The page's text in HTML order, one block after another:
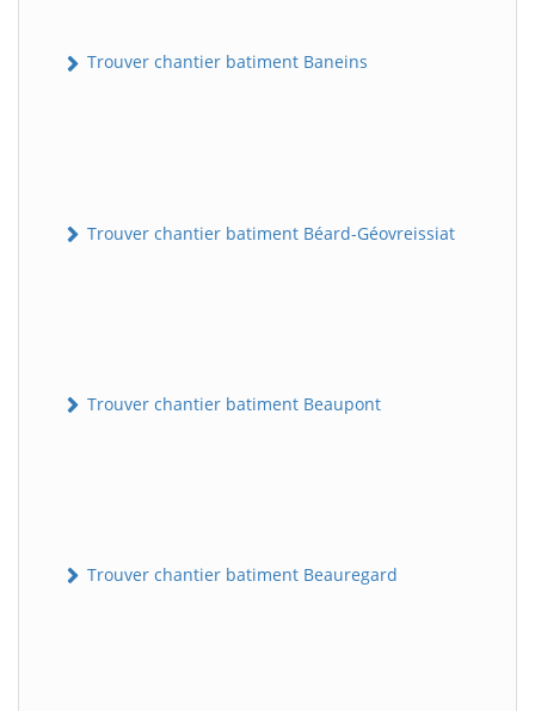
Trouver chantier batiment Baneins
Trouver chantier batiment Béard-Géovreissiat
Trouver chantier batiment Beaupont
Trouver chantier batiment Beauregard